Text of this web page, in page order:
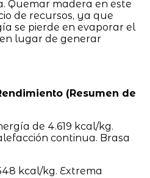
Quemar madera en este
de recursos, ya que
se pierde en evaporar el
lugar de generar
(Resumen de
de 4.619 kcal/kg.
continua. Brasa
kcal/kg. Extrema